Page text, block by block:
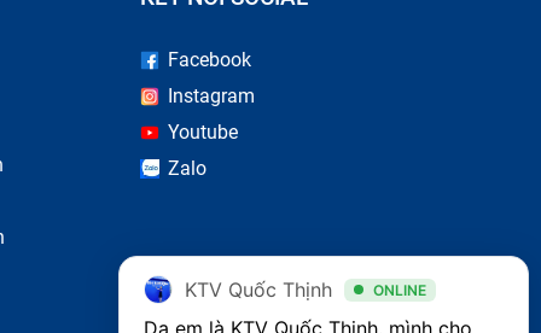
là
Facebook
Instagram
Youtube
Zalo
KTV Quốc Thịnh ONLINE
Dạ em là KTV Quốc Thịnh, mình cho